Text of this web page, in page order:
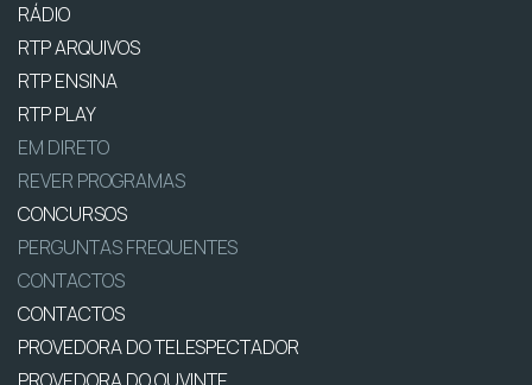
RÁDIO
RTP ARQUIVOS
RTP ENSINA
RTP PLAY
EM DIRETO
REVER PROGRAMAS
CONCURSOS
PERGUNTAS FREQUENTES
CONTACTOS
CONTACTOS
PROVEDORA DO TELESPECTADOR